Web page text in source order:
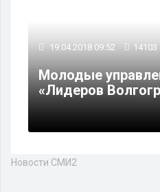
19.04.2018 09:52 14103
Молодые
«Лидеров
Новости СМИ2